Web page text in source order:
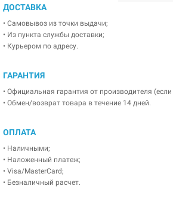
ДОСТАВКА
• Самовывоз из точки выдачи;
• Из пункта службы доставки;
• Курьером по адресу.
ГАРАНТИЯ
• Официальная гарантия от производителя
• Обмен/возврат товара в течение 14 дней.
ОПЛАТА
• Наличными;
• Наложенный платеж;
• Visa/MasterCard;
• Безналичный расчет.